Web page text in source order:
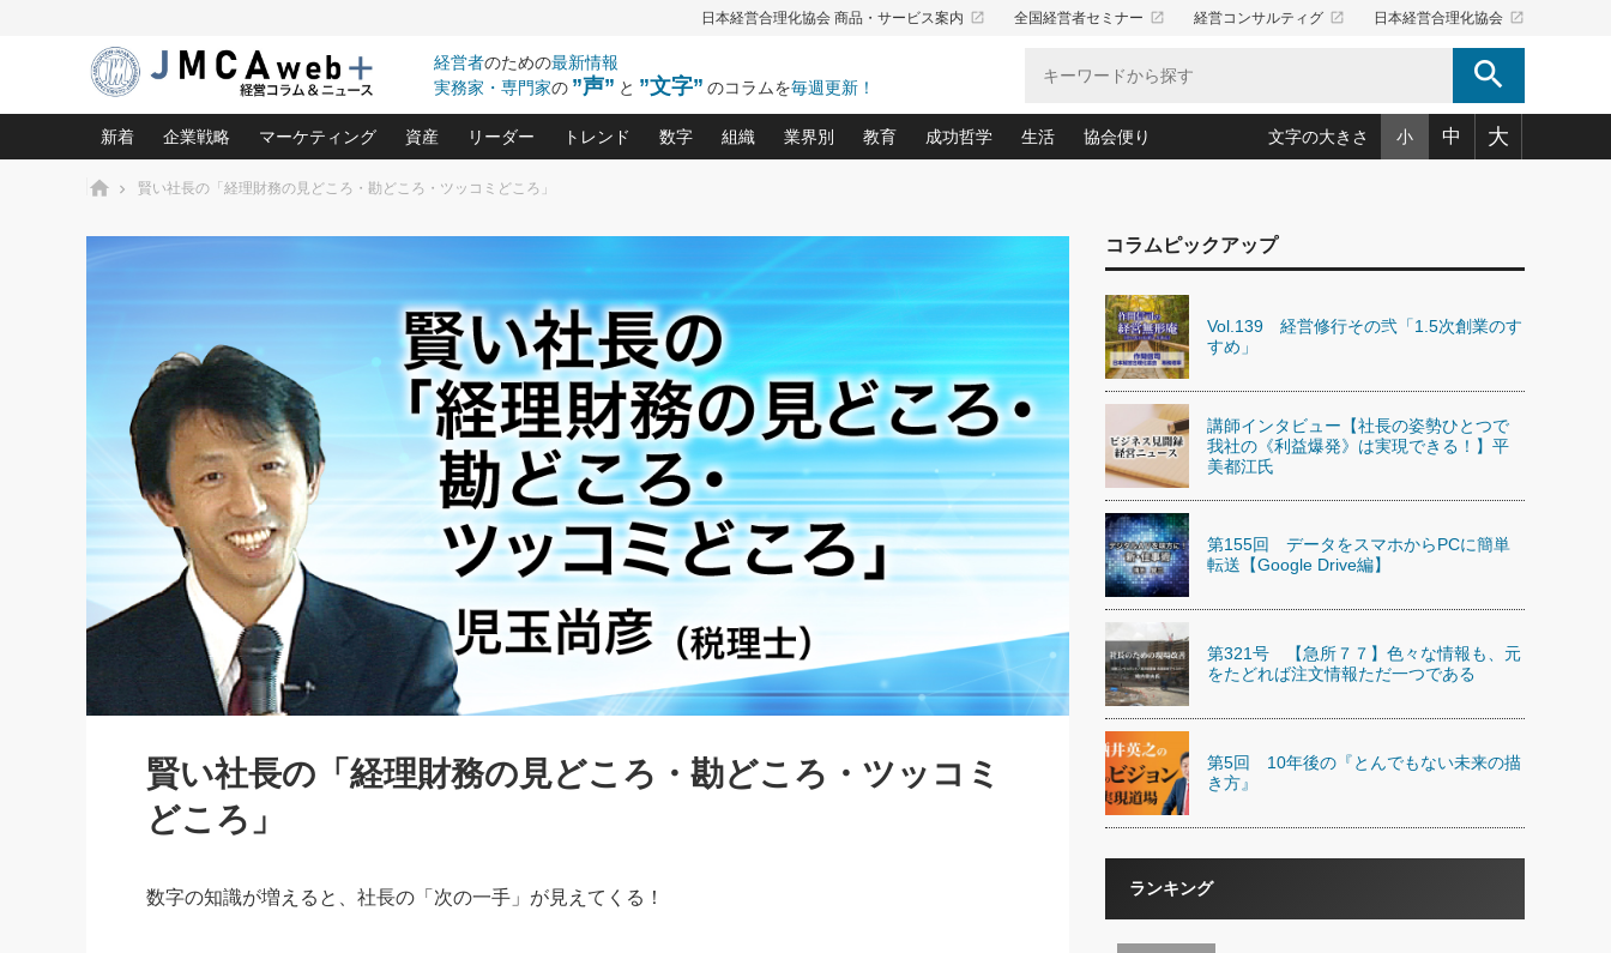
日本経営合理化協会 商品・サービス案内 launch 全国経営者セミナー launch 経営コンサルティグ launch 日本経営合理化協会 launch
経営者のための最新情報
実務家・専門家の ”声” と ”文字” のコラムを毎週更新！ search
新着
相談15：銀行がやたらと固定金
利を勧めてきます！やはり固定
がよいのでしょうか！
第153回「内需企業があっとい
う間にグローバル成長企業に」
FOOD & LIFE COMPANIES
2026.08.5
朝礼・会議での「社長の３分間
スピーチ」ネタ帳（2026年8月5
日号）
第109話 伝統的産品を21世紀
に生かし切る！
2026.08.5
第86回 「言葉狩り」
もっとみる
企業戦略
中小企業の「１位づくり」戦略(96)
強い会社を築く ビジネス・クリニック(240)
日本レーザー「人を大切にしながら利益を上げる経営」の極意
(3)
武器としてのM&A入門(3)
社長のための“儲かる通販”戦略視点(151)
継続経営 百話百行(85)
野田久美子 香港ビジネス成功法(10)
マーケティング
ネット戦略成功の秘訣 圧倒的に儲かる仕組みづくり講座(12)
ビジネスを一瞬で制する！一流グローバル経営者は知ってい
る“社長の戦略印象リスクマネジメント”(9)
ロングセラーの玉手箱(9)
大復活＆快進撃！ユニバーサルスタジオジャパンの成功要因と
は(5)
最高の自分を表現する 成功イメージ戦略(77)
酒井光雄 成功事例に学ぶ繁栄企業のブランド戦略(39)
資産
あなたの会社と資産を守る一手(171)
中国経済の最新動向(204)
事業承継の前に、決めておきたい、知っておきたい、やってお
きたいコト(12)
会社と社長のための資産管理講座(95)
深読み企業分析(153)
リーダー
オンリーワンで勝ち残る企業風土づくり(54)
ビジネスリーダー×次の一手「牟田太陽の社長業ネクスト」
ピョートル・F・グジバチの『経営戦略の新常識』(12)
指導者たる者かくあるべし(635)
朝礼・会議での「社長の３分間スピーチ」ネタ帳(159)
楠木建の「経営知になる考え方」(57)
次もあなたにお願いしたいと思われる「一流の仕事術」(28)
社長の口ぐせ経営哲学(100)
社長の右腕をつくる 人と組織を動かす(200)
酒井英之の社長のビジョン実現道場(10)
トレンド
《ニューヨーク発》ビジネスリーダーの先読み: 最新トレンド
「社長の繁盛トレンド通信」(90)
北村森の「今月のヒット商品」(109)
次の売れ筋をつかむ術(102)
社長のメシの種 4.0(206)
数字
オーナー社長の「お金の悩み相談室」(15)
おカネが残る決算書にするために、やっておきたいこと(34)
会社を守り抜くための緊急対策(100)
強い決算書の会社はココが違う！(36)
損益分岐点を下げる、Ｐ／Ｌ不況時代の新戦略(12)
新・会計経営と実学(37)
決算書の“見える化”術(12)
賢い社長の「経理財務の見どころ・勘どころ・ツッコミどこ
ろ」(149)
銀行交渉はこうしなさい！(12)
組織
「賃金の誤解」(135)
中小企業の新たな法律リスク(178)
顧客・社員・社会から支持される「ウェルビーイング経営入
門」(23)
業界別
なぜ、トヨタ式で会社が伸びるのか？(5)
大久保一彦の“流行る”お店の仕組みづくり(210)
教育
“出来る”管理職の条件(62)
あなただからお願いしたいと思われる 気配りの達人(127)
クレーム対応 実践マニュアル(92)
クレーム対応の新知識と新常識(57)
デキル社員に育てる！ 社員教育の決め手(203)
東川鷹年の「中小企業の人育て」(38)
業績アップにつながる！ワンランク上の手紙・メール術(100)
欧米資産家に学ぶ二世教育(100)
社長のための“全員営業”(30)
成功哲学
中国哲学に学ぶ 不況は会社守成の好機(38)
令和時代の「社長の人間力の磨き方」(86)
先人の名句名言の教え 東洋思想に学ぶ経営学(132)
渡部昇一の「日本の指導者たち」(32)
経営に活かす“十八史略”(30)
生活
おのころ心平の ──社長のための「か・ら・だマネジメント」
デジタルＡＶを味方に！新・仕事術(180)
リーダー脳の鍛え方(32)
ワインを楽しむ基礎レッスン(12)
必読！社長が読むべき今月の4冊(88)
眼と耳で楽しむ読書術(162)
社長の「氣」(30)
米国スポーツ・ビジネスに学ぶ心理学(98)
高橋一喜の『これぞ！"本物の温泉"』(157)
協会便り
「愛読者通信」著者インタビュー(44)
ビジネス見聞録 経営ニュース(100)
作間信司の経営無形庵(けいえいむぎょうあん)(166)
経営セミナー情報局(1)
繁栄への着眼点 牟田太陽(76)
講話を聞いて学ぼう 実学・耳学・磨く「ミミガク」のすすめ
文字の大きさ 小 中 大
ホーム 賢い社長の「経理財務の見どころ・勘どころ・ツッコミどころ」
賢い社長の「経理財務の見どころ・勘どころ・ツッコミ
どころ」
数字の知識が増えると、社長の「次の一手」が見えてくる！
コラムピックアップ
Vol.139 経営修行その弐「1.5次創業のす
すめ」
講師インタビュー【社長の姿勢ひとつで
我社の《利益爆発》は実現できる！】平
美都江氏
第155回 データをスマホからPCに簡単
転送【Google Drive編】
第321号 【急所７７】色々な情報も、元
をたどれば注文情報ただ一つである
第5回 10年後の『とんでもない未来の描
き方』
ランキング